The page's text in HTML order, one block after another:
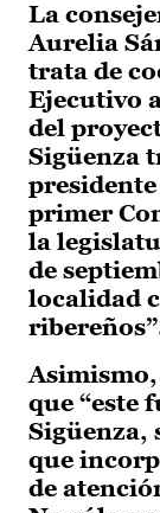
La
Aurelia
trata de
Ejecutivo
del
Sigüenza
primer
la
de
localidad
que “este
Sigüenza,
que
de